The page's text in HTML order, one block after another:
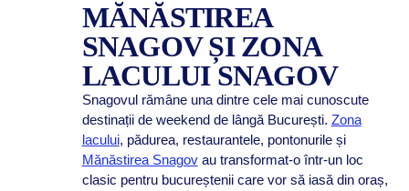
MĂNĂSTIREA
SNAGOV ȘI ZONA
LACULUI SNAGOV
Snagovul rămâne una dintre cele mai cunoscute
destinații de weekend de lângă București. Zona
lacului, pădurea, restaurantele, pontonurile și
Mănăstirea Snagovau transformat-o într-un loc
clasic pentru bucureștenii care vor să iasă din oraș,